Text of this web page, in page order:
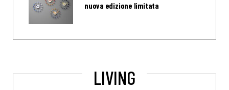
nuova edizione limitata
LIVING